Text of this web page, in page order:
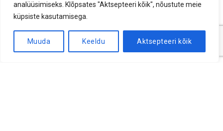
analüüsimiseks. Klõpsates "Aktsepteeri kõik", nõustute meie
küpsiste kasutamisega.
Muuda Keeldu Aktsepteeri kõik
Multilift konteinerid
Uuri rohkem